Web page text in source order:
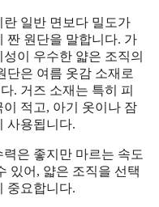
란 일반 면보다 밀도가
짠 원단을 말합니다. 가
성이 우수한 얇은 조직의
단은 여름 옷감 소재로
. 거즈 소재는 특히 피
이 적고, 아기 옷이나 잠
사용됩니다.
력은 좋지만 마르는 속도
있어, 얇은 조직을 선택
중요합니다.